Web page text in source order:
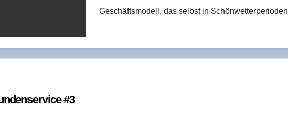
Geschäftsmodell, das selbst in Schönwetterperioden
#3